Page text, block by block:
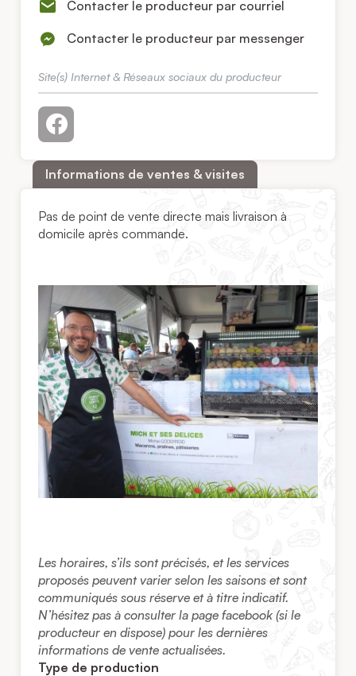
Contacter le producteur par courriel
Contacter le producteur par messenger
Site(s) Internet & Réseaux sociaux du producteur
Informations de ventes & visites
Pas de point de vente directe mais livraison à
domicile après commande.
Les horaires, s’ils sont précisés, et les services
proposés peuvent varier selon les saisons et sont
communiqués sous réserve et à titre indicatif.
N’hésitez pas à consulter la page facebook (si le
producteur en dispose) pour les dernières
informations de vente actualisées.
Type de production